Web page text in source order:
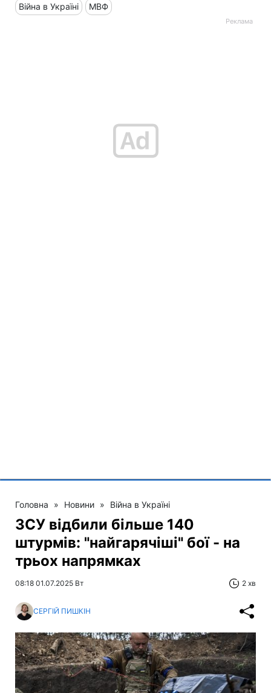
Війна в Україні МВФ
Головна » Новини » Війна в Україні
ЗСУ відбили більше 140
штурмів: "найгарячіші" бої - на
трьох напрямках
08:18 01.07.2025 Вт 2 хв
СЕРГІЙ ПИШКІН